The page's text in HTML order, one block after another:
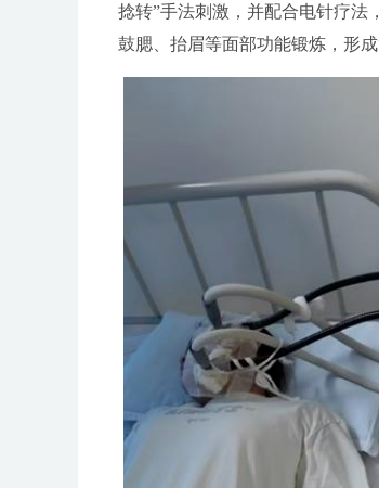
捻转”手法刺激，并配合电针疗法
鼓腮、抬眉等面部功能锻炼，形